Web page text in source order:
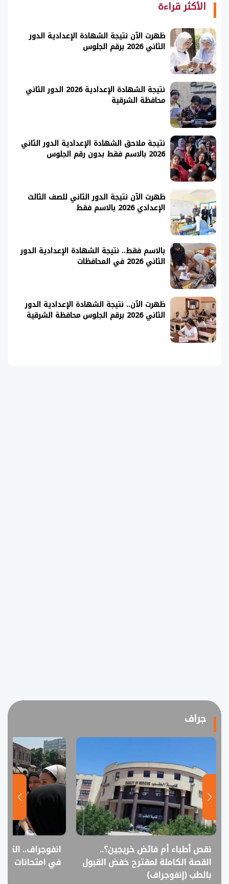
الأكثر قراءة
ظهرت الآن نتيجة الشهادة الإعدادية الدور
الثاني 2026 برقم الجلوس
نتيجة الشهادة الإعدادية 2026 الدور الثاني
محافظة الشرقية
نتيجة ملاحق الشهادة الإعدادية الدور الثاني
2026 بالاسم فقط بدون رقم الجلوس
ظهرت الآن نتيجة الدور الثاني للصف الثالث
الإعدادي 2026 بالاسم فقط
بالاسم فقط.. نتيجة الشهادة الإعدادية الدور
الثاني 2026 في المحافظات
ظهرت الآن.. نتيجة الشهادة الإعدادية الدور
الثاني 2026 برقم الجلوس محافظة الشرقية
جراف
نقص أطباء أم فائض خريجين؟..
القصة الكاملة لمقترح خفض القبول
بالطب (إنفوجراف)
انفوجراف..
في امتحانات